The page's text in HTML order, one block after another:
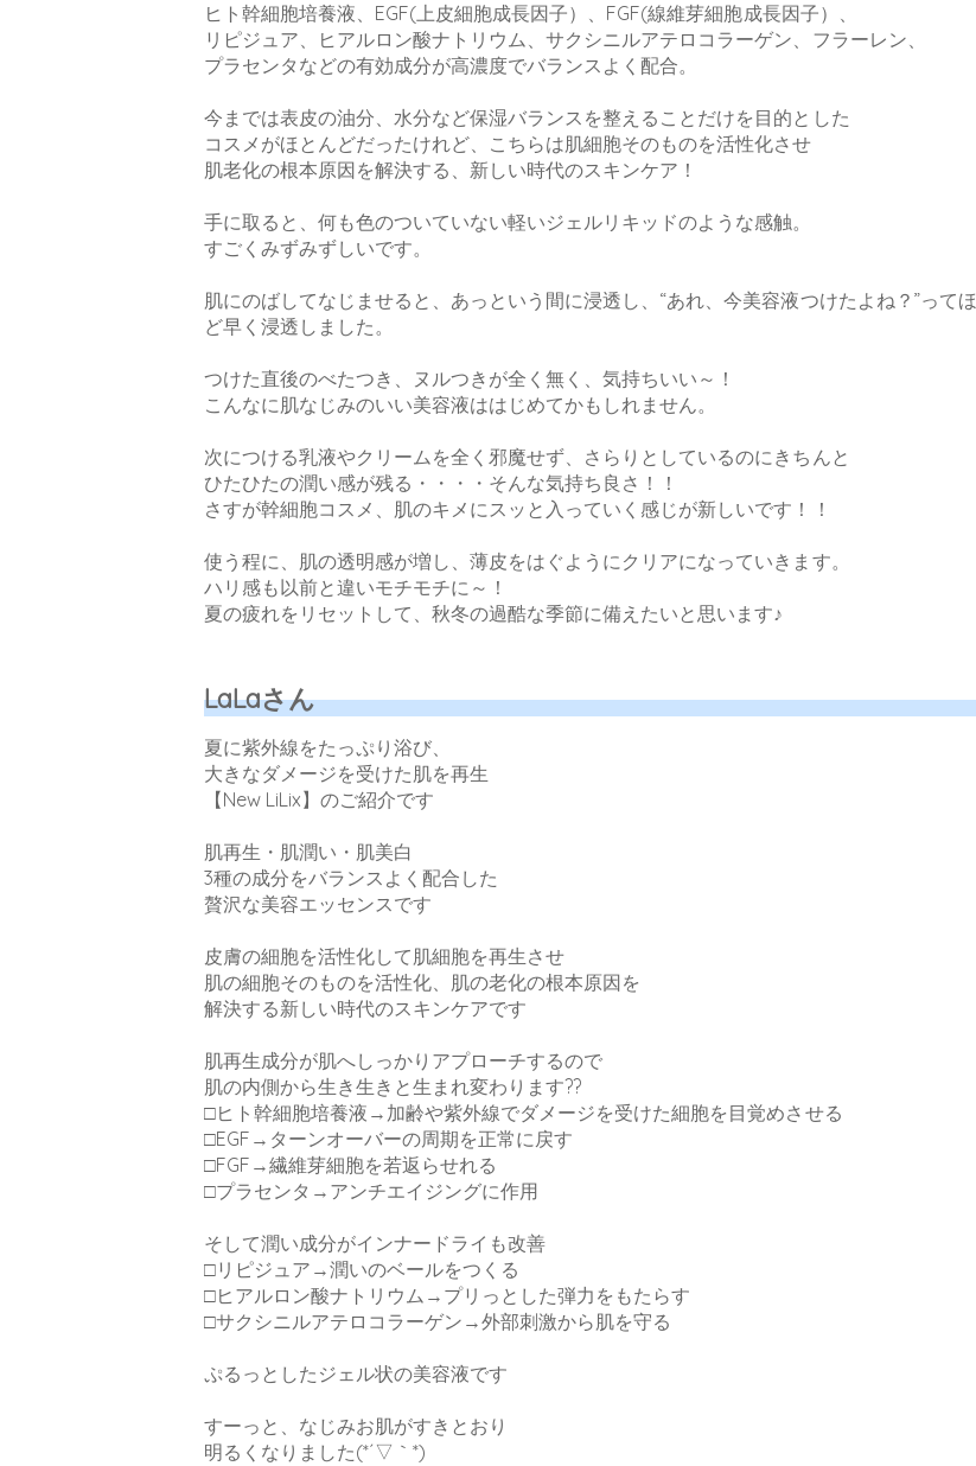
ヒト幹細胞培養液、EGF(上皮細胞成長因子）、FGF(線維芽細胞成長因子）、
リピジュア、ヒアルロン酸ナトリウム、サクシニルアテロコラーゲン、フラーレン、
プラセンタなどの有効成分が高濃度でバランスよく配合。
今までは表皮の油分、水分など保湿バランスを整えることだけを目的とした
コスメがほとんどだったけれど、こちらは肌細胞そのものを活性化させ
肌老化の根本原因を解決する、新しい時代のスキンケア！
手に取ると、何も色のついていない軽いジェルリキッドのような感触。
すごくみずみずしいです。
肌にのばしてなじませると、あっという間に浸透し、“あれ、今美容液つけたよね？”ってほ
ど早く浸透しました。
つけた直後のべたつき、ヌルつきが全く無く、気持ちいい～！
こんなに肌なじみのいい美容液ははじめてかもしれません。
次につける乳液やクリームを全く邪魔せず、さらりとしているのにきちんと
ひたひたの潤い感が残る・・・・そんな気持ち良さ！！
さすが幹細胞コスメ、肌のキメにスッと入っていく感じが新しいです！！
使う程に、肌の透明感が増し、薄皮をはぐようにクリアになっていきます。
ハリ感も以前と違いモチモチに～！
夏の疲れをリセットして、秋冬の過酷な季節に備えたいと思います♪
LaLaさん
夏に紫外線をたっぷり浴び、
大きなダメージを受けた肌を再生
【New LiLix】のご紹介です
肌再生・肌潤い・肌美白
3種の成分をバランスよく配合した
贅沢な美容エッセンスです
皮膚の細胞を活性化して肌細胞を再生させ
肌の細胞そのものを活性化、肌の老化の根本原因を
解決する新しい時代のスキンケアです
肌再生成分が肌へしっかりアプローチするので
肌の内側から生き生きと生まれ変わります??
□ヒト幹細胞培養液→加齢や紫外線でダメージを受けた細胞を目覚めさせる
□EGF→ターンオーバーの周期を正常に戻す
□FGF→繊維芽細胞を若返らせれる
□プラセンタ→アンチエイジングに作用
そして潤い成分がインナードライも改善
□リピジュア→潤いのベールをつくる
□ヒアルロン酸ナトリウム→プリっとした弾力をもたらす
□サクシニルアテロコラーゲン→外部刺激から肌を守る
ぷるっとしたジェル状の美容液です
すーっと、なじみお肌がすきとおり
明るくなりました(*´▽｀*)